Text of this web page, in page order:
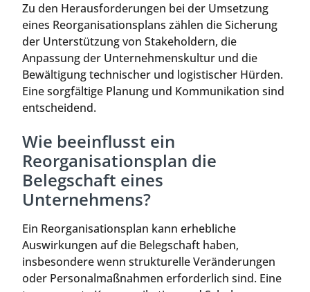
Zu den Herausforderungen bei der Umsetzung
eines Reorganisationsplans zählen die Sicherung
der Unterstützung von Stakeholdern, die
Anpassung der Unternehmenskultur und die
Bewältigung technischer und logistischer Hürden.
Eine sorgfältige Planung und Kommunikation sind
entscheidend.
Wie beeinflusst ein
Reorganisationsplan die
Belegschaft eines
Unternehmens?
Ein Reorganisationsplan kann erhebliche
Auswirkungen auf die Belegschaft haben,
insbesondere wenn strukturelle Veränderungen
oder Personalmaßnahmen erforderlich sind. Eine